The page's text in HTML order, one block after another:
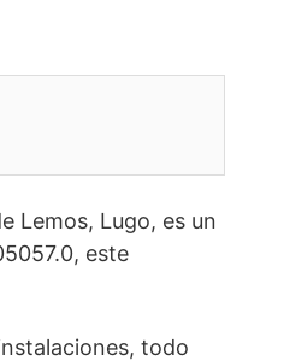
Lemos, Lugo, es un
este
todo